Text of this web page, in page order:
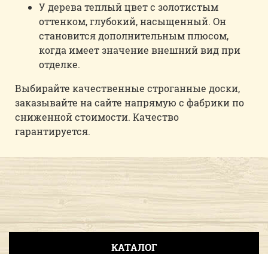
КАТАЛОГ
У дерева теплый цвет с золотистым
оттенком, глубокий, насыщенный. Он
становится дополнительным плюсом,
когда имеет значение внешний вид при
отделке.
Выбирайте качественные строганные доски,
заказывайте на сайте напрямую с фабрики по
сниженной стоимости. Качество
гарантируется.